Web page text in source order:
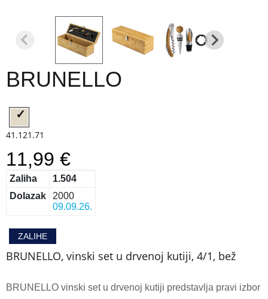
BRUNELLO
41.121.71
11,99 €
Zaliha
1.504
Dolazak
2000
09.09.26.
ZALIHE
BRUNELLO, vinski set u drvenoj kutiji, 4/1, bež
BRUNELLO vinski set u drvenoj kutiji predstavlja pravi izbor